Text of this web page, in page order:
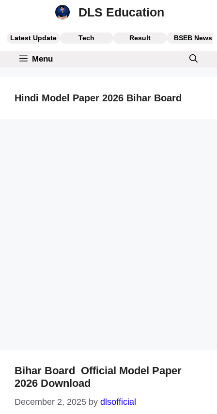
DLS Education
Latest Update Tech Result BSEB News
Menu
Hindi Model Paper 2026 Bihar Board
Bihar Board Official Model Paper
2026 Download
December 2, 2025 by dlsofficial